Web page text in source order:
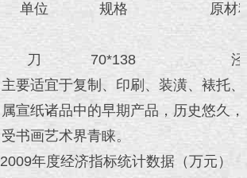
单位 规格 原材
刀 70*138
主要适宜于复制、印刷、装潢、裱托
属宣纸诸品中的早期产品，历史悠久
受书画艺术界青睐。
2009年度经济指标统计数据（万元）